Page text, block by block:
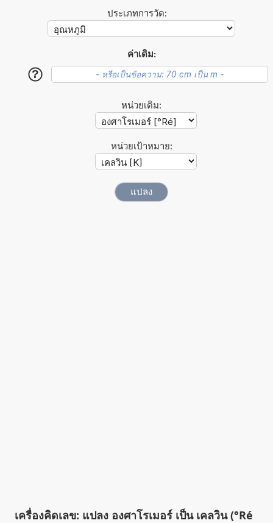
ประเภทการวัด:
ค่าเดิม:
?
หน่วยเดิม:
หน่วยเป้าหมาย:
เครื่องคิดเลข: แปลง องศาโรเมอร์ เป็น เคลวิน (°Ré